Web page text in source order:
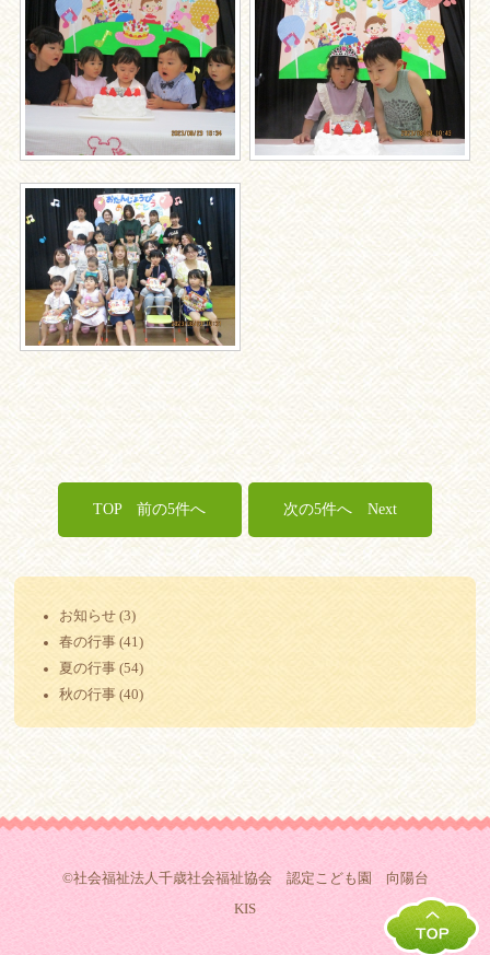
お知らせ (3)
春の行事 (41)
夏の行事 (54)
秋の行事 (40)
TOP Next
©社会福祉法人千歳社会福祉協会 認定こども園 向陽台
KIS